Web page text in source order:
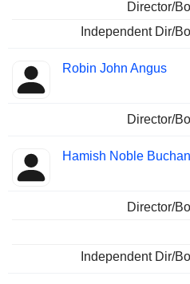
Director/
Independent Dir/
Robin John Angus
Director/
Hamish Noble Buchan
Director/
Independent Dir/